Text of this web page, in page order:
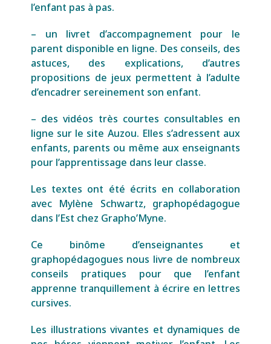
l’enfant pas à pas.
– un livret d’accompagnement pour le
parent disponible en ligne. Des conseils, des
astuces, des explications, d’autres
propositions de jeux permettent à l’adulte
d’encadrer sereinement son enfant.
– des vidéos très courtes consultables en
ligne sur le site Auzou. Elles s’adressent aux
enfants, parents ou même aux enseignants
pour l’apprentissage dans leur classe.
Les textes ont été écrits en collaboration
avec Mylène Schwartz, graphopédagogue
dans l’Est chez Grapho’Myne.
Ce binôme d’enseignantes et
graphopédagogues nous livre de nombreux
conseils pratiques pour que l’enfant
apprenne tranquillement à écrire en lettres
cursives.
Les illustrations vivantes et dynamiques de